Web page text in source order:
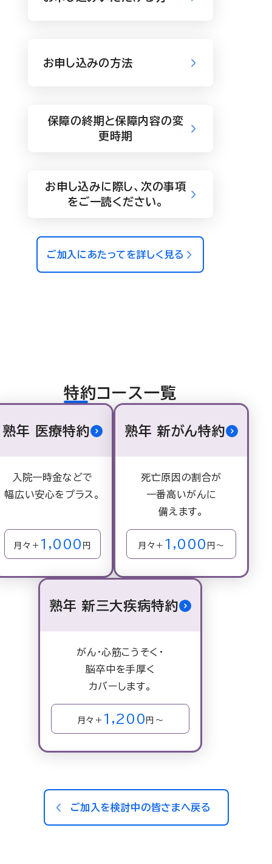
お申し込みの方法
保障の終期と保障内容の変
更時期
お申し込みに際し、次の事項
をご一読ください。
ご加入にあたってを詳しく見る
特約コース一覧
熟年 医療特約
入院一時金などで
幅広い安心をプラス。
月々＋ 1,000 円
熟年 新がん特約
死亡原因の割合が
一番高いがんに
備えます。
月々＋ 1,000 円～
熟年 新三大疾病特約
がん・心筋こうそく・
脳卒中を手厚く
カバーします。
月々＋ 1,200 円～
ご加入を検討中の皆さまへ戻る